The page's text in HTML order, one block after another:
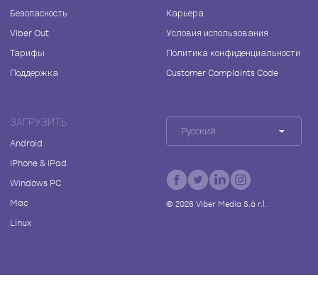
Безопасность
Viber Out
Тарифы
Поддержка
Карьера
Условия использования
Политика конфиденциальности
Customer Complaints Code
ЗАГРУЗИТЬ
Android
iPhone & iPad
Windows PC
Mac
Linux
Русский
© 2026Viber Media S.à r.l.